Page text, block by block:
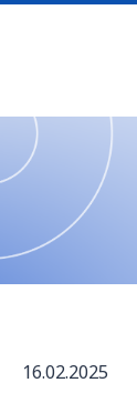
16.02.2025